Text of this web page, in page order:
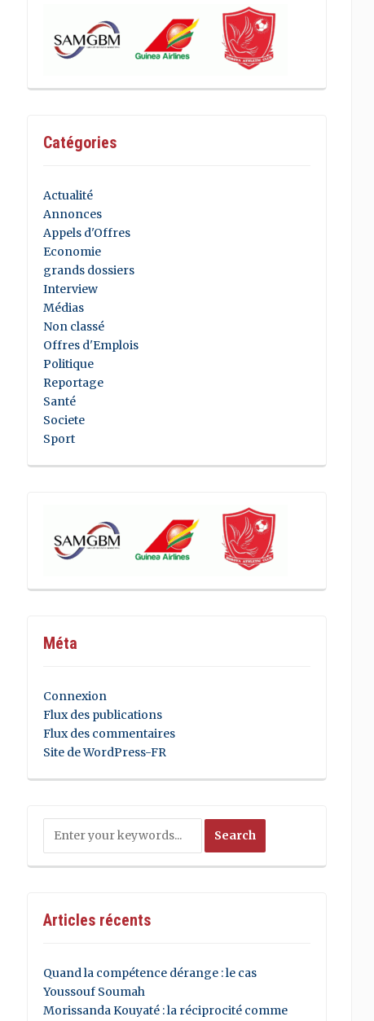
Catégories
Actualité
Annonces
Appels d'Offres
Economie
grands dossiers
Interview
Médias
Non classé
Offres d'Emplois
Politique
Reportage
Santé
Societe
Sport
Méta
Connexion
Flux des publications
Flux des commentaires
Site de WordPress-FR
Articles récents
Quand la compétence dérange : le cas
Youssouf Soumah
Morissanda Kouyaté : la réciprocité comme